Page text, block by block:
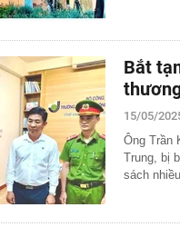
Bắt
15/05/
Ông Trần
Trung, bị
sách